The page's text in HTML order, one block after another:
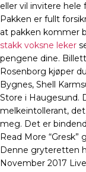
eller vil invitere hele
Pakken er fullt
at pakken kommer
stakk voksne leker
pengene dine.
Rosenborg kjøper
Bygnes, Shell
Store i Haugesund.
melkeintollerant,
meg. Det er
Read More
Denne gryteretten
November 2017